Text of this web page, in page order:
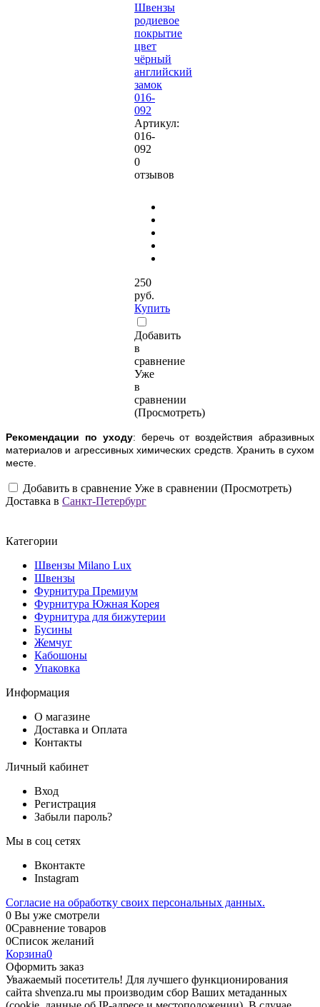
Швензы
родиевое
покрытие
цвет
чёрный
английский
замок
016-
092
Артикул:
016-
092
0
отзывов
250
руб.
Купить
Добавить
в
сравнение
Уже
в
сравнении
(Просмотреть)
Рекомендации по уходу: беречь от воздействия абразивных
материалов и агрессивных химических средств. Хранить в сухом
месте.
Добавить в сравнение Уже в сравнении (Просмотреть)
Доставка в Санкт-Петербург
Категории
Швензы Milano Lux
Швензы
Фурнитура Премиум
Фурнитура Южная Корея
Фурнитура для бижутерии
Бусины
Жемчуг
Кабошоны
Упаковка
Информация
О магазине
Доставка и Оплата
Контакты
Личный кабинет
Вход
Регистрация
Забыли пароль?
Мы в соц сетях
Вконтакте
Instagram
Согласие на обработку своих персональных данных.
0 Вы уже смотрели
0Сравнение товаров
0Список желаний
Корзина0
Оформить заказ
Уважаемый посетитель! Для лучшего функционирования
сайта shvenza.ru мы производим сбор Ваших метаданных